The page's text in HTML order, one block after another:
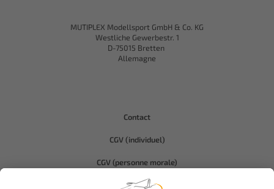
MUTIPLEX Modellsport GmbH & Co. KG
Westliche Gewerbestr. 1
D-75015 Bretten
Allemagne
Contact
CGV (individuel)
CGV (personne morale)
Protection des données